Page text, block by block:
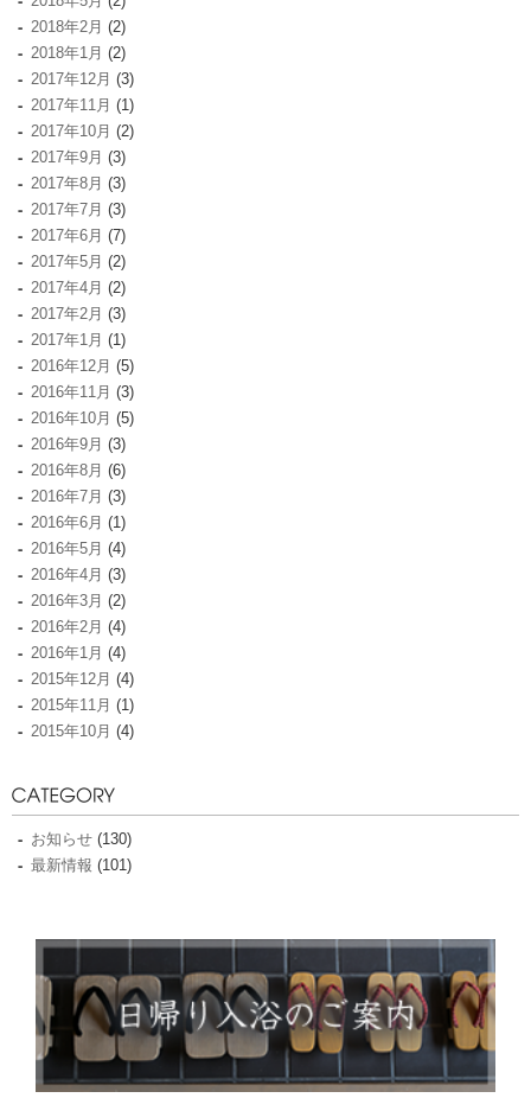
2018年2月 (2)
2018年1月 (2)
2017年12月 (3)
2017年11月 (1)
2017年10月 (2)
2017年9月 (3)
2017年8月 (3)
2017年7月 (3)
2017年6月 (7)
2017年5月 (2)
2017年4月 (2)
2017年2月 (3)
2017年1月 (1)
2016年12月 (5)
2016年11月 (3)
2016年10月 (5)
2016年9月 (3)
2016年8月 (6)
2016年7月 (3)
2016年6月 (1)
2016年5月 (4)
2016年4月 (3)
2016年3月 (2)
2016年2月 (4)
2016年1月 (4)
2015年12月 (4)
2015年11月 (1)
2015年10月 (4)
お知らせ (130)
最新情報 (101)